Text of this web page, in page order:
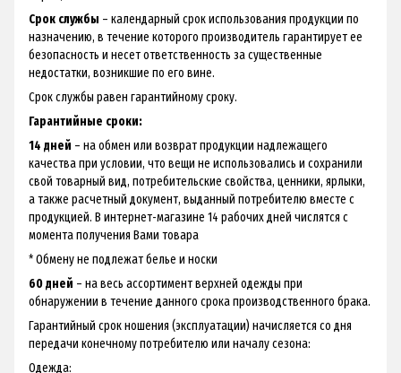
Срок службы – календарный срок использования продукции по
назначению, в течение которого производитель гарантирует ее
безопасность и несет ответственность за существенные
недостатки, возникшие по его вине.
Срок службы равен гарантийному сроку.
Гарантийные сроки:
14 дней – на обмен или возврат продукции надлежащего
качества при условии, что вещи не использовались и сохранили
свой товарный вид, потребительские свойства, ценники, ярлыки,
а также расчетный документ, выданный потребителю вместе с
продукцией. В интернет-магазине 14 рабочих дней числятся с
момента получения Вами товара
* Обмену не подлежат белье и носки
60 дней – на весь ассортимент верхней одежды при
обнаружении в течение данного срока производственного брака.
Гарантийный срок ношения (эксплуатации) начисляется со дня
передачи конечному потребителю или началу сезона:
Одежда: